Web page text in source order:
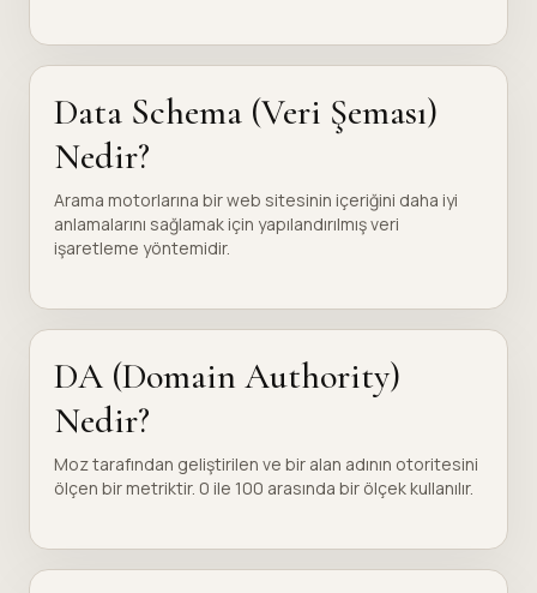
Data Schema (Veri Şeması)
Nedir?
Arama motorlarına bir web sitesinin içeriğini daha iyi
anlamalarını sağlamak için yapılandırılmış veri
işaretleme yöntemidir.
DA (Domain Authority)
Nedir?
Moz tarafından geliştirilen ve bir alan adının otoritesini
ölçen bir metriktir. 0 ile 100 arasında bir ölçek kullanılır.